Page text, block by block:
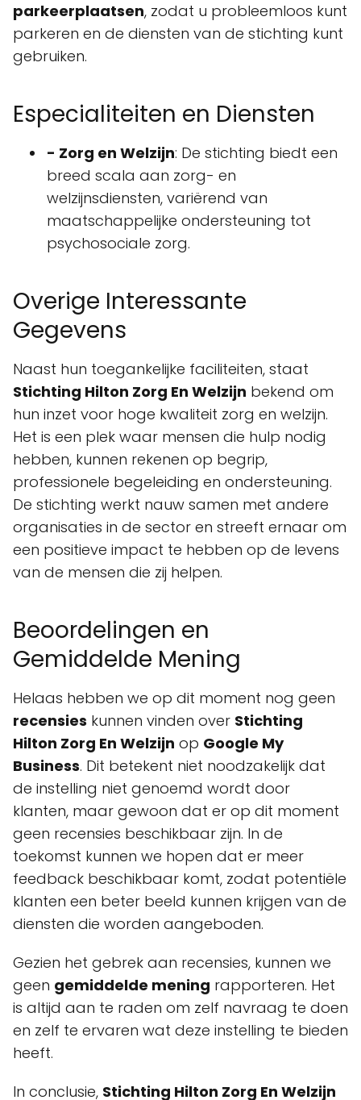
parkeerplaatsen, zodat u probleemloos kunt
parkeren en de diensten van de stichting kunt
gebruiken.
Especialiteiten en Diensten
- Zorg en Welzijn: De stichting biedt een
breed scala aan zorg- en
welzijnsdiensten, variërend van
maatschappelijke ondersteuning tot
psychosociale zorg.
Overige Interessante
Gegevens
Naast hun toegankelijke faciliteiten, staat
Stichting Hilton Zorg En Welzijn bekend om
hun inzet voor hoge kwaliteit zorg en welzijn.
Het is een plek waar mensen die hulp nodig
hebben, kunnen rekenen op begrip,
professionele begeleiding en ondersteuning.
De stichting werkt nauw samen met andere
organisaties in de sector en streeft ernaar om
een positieve impact te hebben op de levens
van de mensen die zij helpen.
Beoordelingen en
Gemiddelde Mening
Helaas hebben we op dit moment nog geen
recensies kunnen vinden over Stichting
Hilton Zorg En Welzijn op Google My
Business. Dit betekent niet noodzakelijk dat
de instelling niet genoemd wordt door
klanten, maar gewoon dat er op dit moment
geen recensies beschikbaar zijn. In de
toekomst kunnen we hopen dat er meer
feedback beschikbaar komt, zodat potentiële
klanten een beter beeld kunnen krijgen van de
diensten die worden aangeboden.
Gezien het gebrek aan recensies, kunnen we
geen gemiddelde mening rapporteren. Het
is altijd aan te raden om zelf navraag te doen
en zelf te ervaren wat deze instelling te bieden
heeft.
In conclusie, Stichting Hilton Zorg En Welzijn